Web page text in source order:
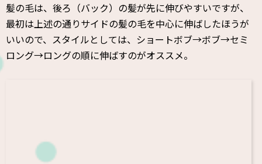
髪の毛は、後ろ（バック）の髪が先に伸びやすいですが、
最初は上述の通りサイドの髪の毛を中心に伸ばしたほうが
いいので、スタイルとしては、ショートボブ→ボブ→セミ
ロング→ロングの順に伸ばすのがオススメ。